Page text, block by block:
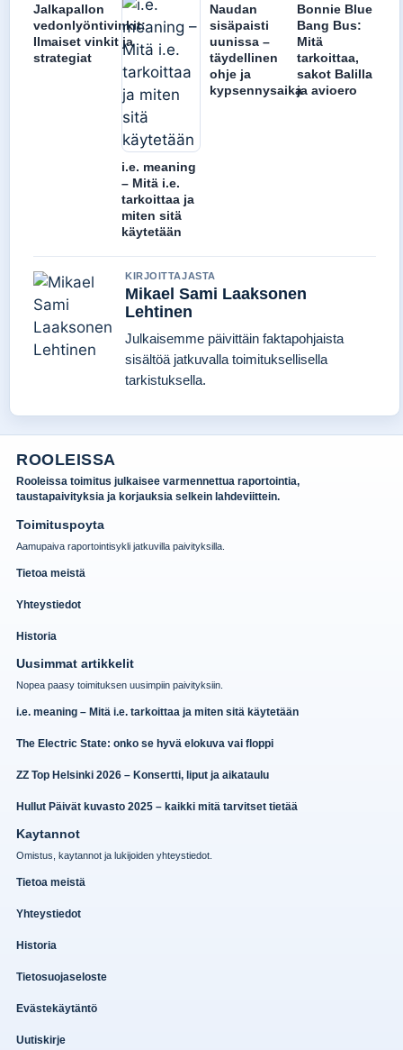
Jalkapallon
vedonlyöntivinkit:
Ilmaiset vinkit ja
strategiat
i.e. meaning
– Mitä i.e.
tarkoittaa ja
miten sitä
käytetään
Naudan
sisäpaisti
uunissa –
täydellinen
ohje ja
kypsennysaika
Bonnie Blue
Bang Bus:
Mitä
tarkoittaa,
sakot Balilla
ja avioero
KIRJOITTAJASTA
Mikael Sami Laaksonen
Lehtinen
Julkaisemme päivittäin faktapohjaista
sisältöä jatkuvalla toimituksellisella
tarkistuksella.
ROOLEISSA
Rooleissa toimitus julkaisee varmennettua raportointia,
taustapaivityksia ja korjauksia selkein lahdeviittein.
Toimituspoyta
Aamupaiva raportointisykli jatkuvilla paivityksilla.
Tietoa meistä
Yhteystiedot
Historia
Uusimmat artikkelit
Nopea paasy toimituksen uusimpiin paivityksiin.
i.e. meaning – Mitä i.e. tarkoittaa ja miten sitä käytetään
The Electric State: onko se hyvä elokuva vai floppi
ZZ Top Helsinki 2026 – Konsertti, liput ja aikataulu
Hullut Päivät kuvasto 2025 – kaikki mitä tarvitset tietää
Kaytannot
Omistus, kaytannot ja lukijoiden yhteystiedot.
Tietoa meistä
Yhteystiedot
Historia
Tietosuojaseloste
Evästekäytäntö
Uutiskirje